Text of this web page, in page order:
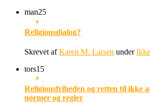
man25
Religionsdialog?
Skrevet afKaren M. Larsen under
tors15
Religionsfriheden og retten til ikke
normer og regler